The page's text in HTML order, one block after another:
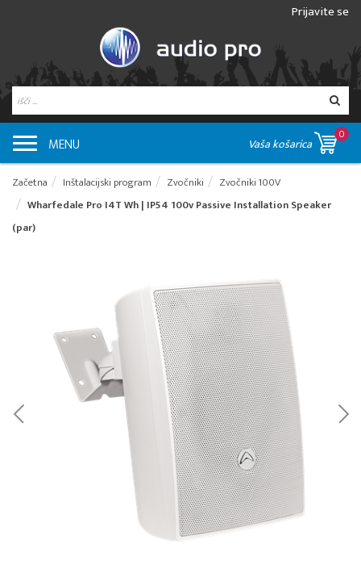
Prijavite se
MENU Vaša košarica
0
Začetna Inštalacijski program Zvočniki
Zvočniki 100V
Wharfedale Pro I4T Wh | IP54 100v Passive Installation Speaker
(par)